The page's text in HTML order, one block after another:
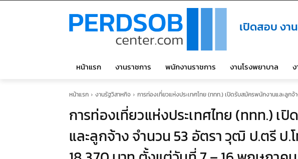
เปิดสอบ งา
หน้าแรก งานราชการ พนักงานราชการ งานโรงพยาบาล
หน้าแรก งานรัฐวิสาหกิจ การท่องเที่ยวแห่งประเทศไทย (ททท.) เปิดรับสมัครพนักงานและลูก
การท่องเที่ยวแห่งประเทศไทย (ททท.) เ
และลูกจ้าง จำนวน 53 อัตรา วุฒิ ป.ตรี ป.